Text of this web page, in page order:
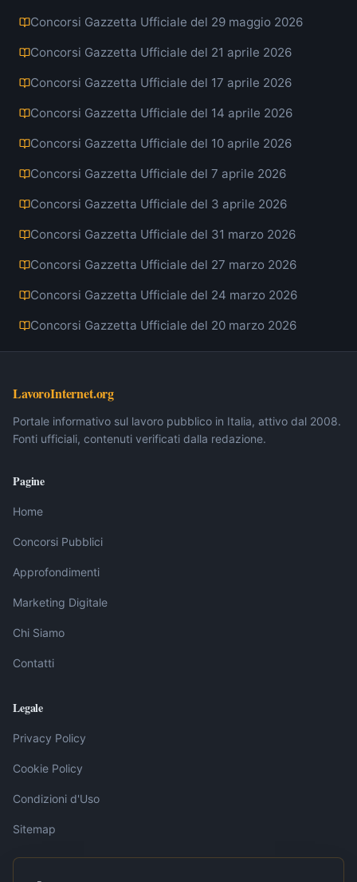
Concorsi Gazzetta Ufficiale del 29 maggio 2026
Concorsi Gazzetta Ufficiale del 21 aprile 2026
Concorsi Gazzetta Ufficiale del 17 aprile 2026
Concorsi Gazzetta Ufficiale del 14 aprile 2026
Concorsi Gazzetta Ufficiale del 10 aprile 2026
Concorsi Gazzetta Ufficiale del 7 aprile 2026
Concorsi Gazzetta Ufficiale del 3 aprile 2026
Concorsi Gazzetta Ufficiale del 31 marzo 2026
Concorsi Gazzetta Ufficiale del 27 marzo 2026
Concorsi Gazzetta Ufficiale del 24 marzo 2026
Concorsi Gazzetta Ufficiale del 20 marzo 2026
LavoroInternet.org
Portale informativo sul lavoro pubblico in Italia, attivo dal 2008.
Fonti ufficiali, contenuti verificati dalla redazione.
Pagine
Home
Concorsi Pubblici
Approfondimenti
Marketing Digitale
Chi Siamo
Contatti
Legale
Privacy Policy
Cookie Policy
Condizioni d'Uso
Sitemap